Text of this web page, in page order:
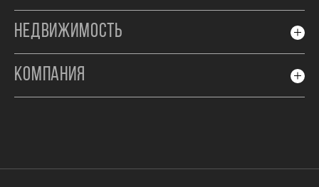
НЕДВИЖИМОСТЬ
КОМПАНИЯ